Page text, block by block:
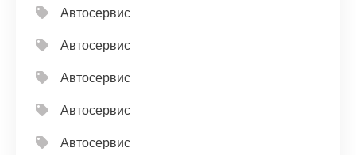
Автосервис
Автосервис
Автосервис
Автосервис
Автосервис